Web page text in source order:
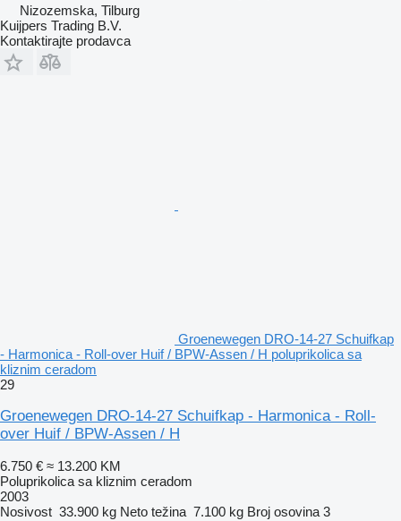
Nizozemska, Tilburg
Kuijpers Trading B.V.
Kontaktirajte prodavca
Groenewegen DRO-14-27 Schuifkap
- Harmonica - Roll-over Huif / BPW-Assen / H poluprikolica sa
kliznim ceradom
29
Groenewegen DRO-14-27 Schuifkap - Harmonica - Roll-
over Huif / BPW-Assen / H
6.750 € ≈ 13.200 KM
Poluprikolica sa kliznim ceradom
2003
Nosivost 33.900 kg Neto težina 7.100 kg Broj osovina 3